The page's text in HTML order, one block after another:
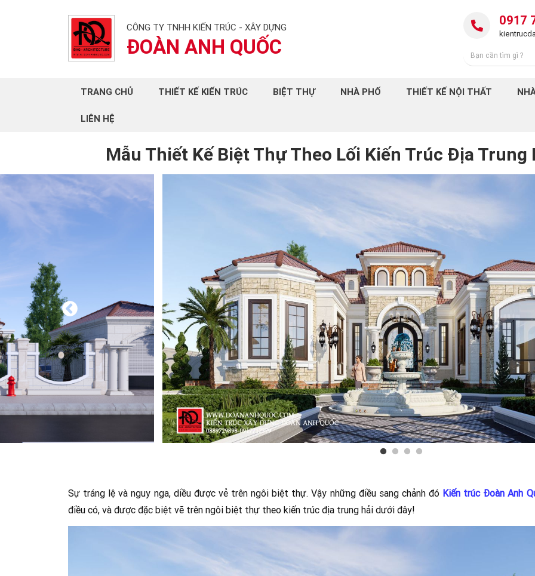
CÔNG TY TNHH KIẾN TRÚC - XÂY DỰNG
ĐOÀN ANH QUỐC
0917
TRANG CHỦ THIẾT KẾ KIẾN TRÚC BIỆT THỰ NHÀ PHỐ THIẾT KẾ NỘI THẤT
LIÊN HỆ
Mẫu Thiết Kế Biệt Thự Theo Lối Kiến Trúc Địa Trung
Sự tráng lệ và nguy nga, diều được vẻ trên ngôi biệt thự. Vậy những điều sang chảnh đó Kiến trúc Đoàn Anh
điều có, và được đặc biệt vẽ trên ngôi biệt thự theo kiến trúc địa trung hải dưới đây!